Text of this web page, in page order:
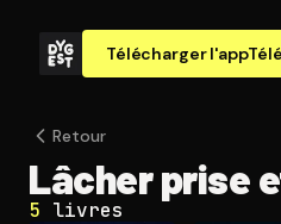
Télécharger l'app
Retour
Lâcher prise
5 livres